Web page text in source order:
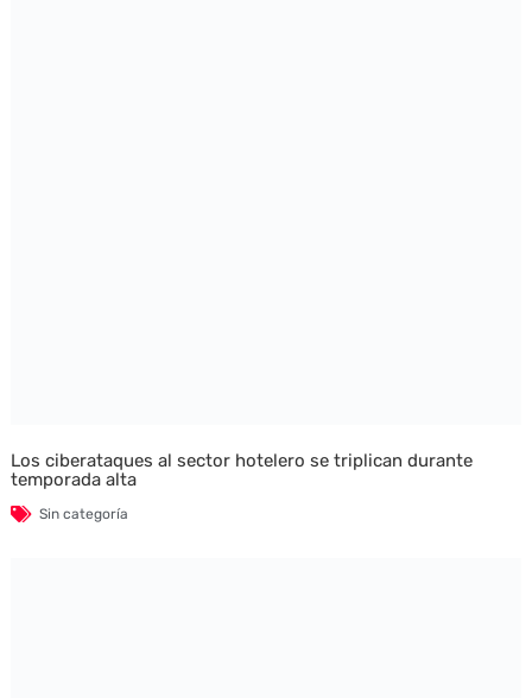
Los ciberataques al sector hotelero se triplican durante
temporada alta
Sin categoría